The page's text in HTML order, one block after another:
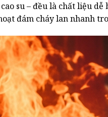
su – đều là chất liệu
đám cháy lan nhanh